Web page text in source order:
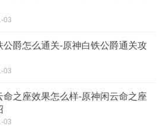
03
公爵怎么通关-原神白铁公爵通关攻
03
命之座效果怎么样-原神闲云命之座
03